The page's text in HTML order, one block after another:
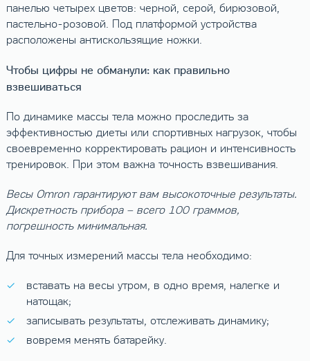
панелью четырех цветов: черной, серой, бирюзовой,
пастельно-розовой. Под платформой устройства
расположены антискользящие ножки.
Чтобы цифры не обманули: как правильно
взвешиваться
По динамике массы тела можно проследить за
эффективностью диеты или спортивных нагрузок, чтобы
своевременно корректировать рацион и интенсивность
тренировок. При этом важна точность взвешивания.
Весы Omron гарантируют вам высокоточные результаты.
Дискретность прибора – всего 100 граммов,
погрешность минимальная.
Для точных измерений массы тела необходимо:
вставать на весы утром, в одно время, налегке и
натощак;
записывать результаты, отслеживать динамику;
вовремя менять батарейку.